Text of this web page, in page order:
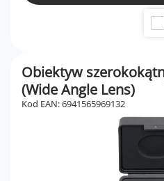
Obiektyw
(Wide Angle Lens)
Kod EAN: 6941565969132